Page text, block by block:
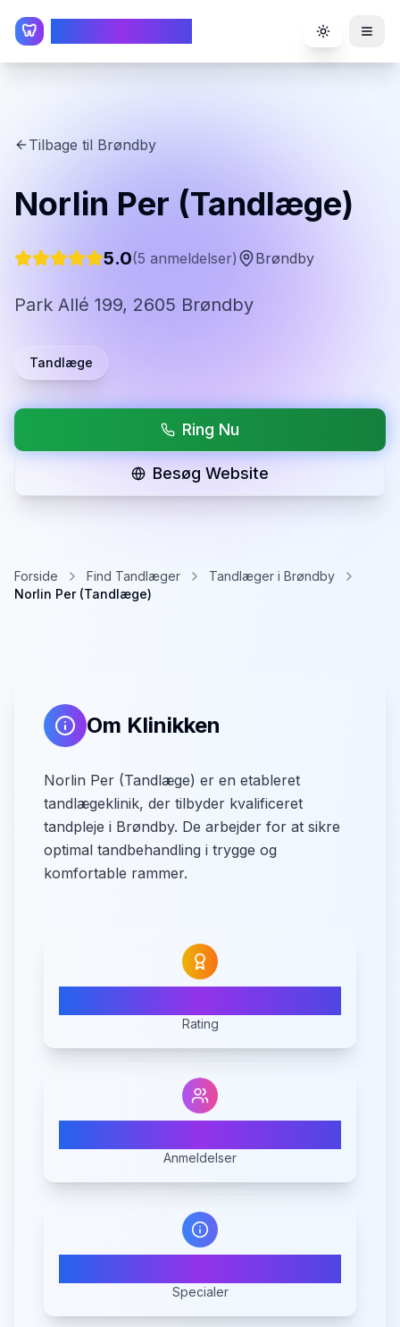
🦷 Toggle
Tilbage til Brøndby
Norlin Per (Tandlæge)
5.0(5 anmeldelser) Brøndby
Park Allé 199, 2605 Brøndby
Tandlæge
Ring Nu
Besøg Website
Forside Find Tandlæger
Tandlæger i Brøndby
Norlin Per (Tandlæge)
Om Klinikken
Norlin Per (Tandlæge) er en etableret
tandlægeklinik, der tilbyder kvalificeret
tandpleje i Brøndby. De arbejder for at sikre
optimal tandbehandling i trygge og
komfortable rammer.
Rating
Anmeldelser
Specialer